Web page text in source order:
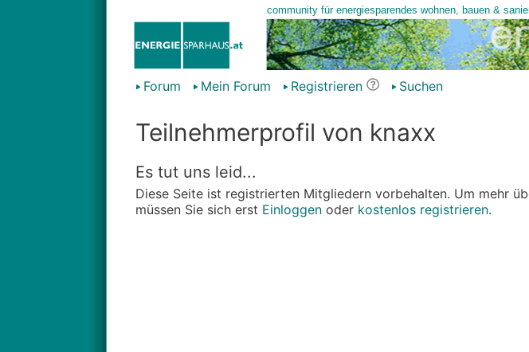
Forum Mein Forum Registrieren Suchen
Teilnehmerprofil von knaxx
Es tut uns leid...
Diese Seite ist registrierten Mitgliedern vorbehalten. Um mehr
müssen Sie sich erst Einloggenoder kostenlos registrieren.